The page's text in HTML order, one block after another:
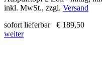
inkl. MwSt., zzgl. Versand
sofort lieferbar
€ 189,50
weiter